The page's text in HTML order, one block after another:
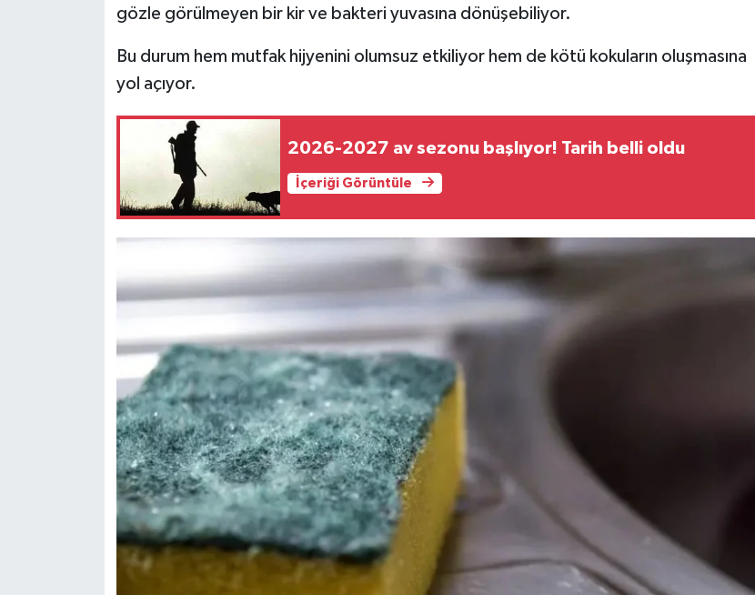
gözle görülmeyen bir kir ve bakteri yuvasına dönüşebiliyor.
Bu durum hem mutfak hijyenini olumsuz etkiliyor hem de kötü kokuların oluşmasına
yol açıyor.
2026-2027 av sezonu başlıyor! Tarih belli oldu
İçeriği Görüntüle
Otomobil
Resmi İlan